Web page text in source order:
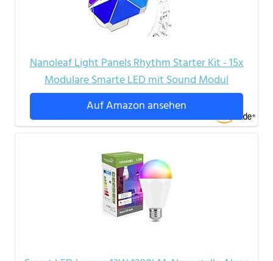
Nanoleaf Light Panels Rhythm Starter Kit - 15x
Modulare Smarte LED mit Sound Modul
Auf Amazon ansehen